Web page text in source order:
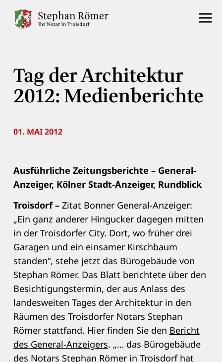
Tag der Architektur
2012: Medienberichte
01. MAI 2012
Ausführliche Zeitungsberichte – General-
Anzeiger, Kölner Stadt-Anzeiger, Rundblick
Troisdorf – Zitat Bonner General-Anzeiger:
„Ein ganz anderer Hingucker dagegen mitten
in der Troisdorfer City. Dort, wo früher drei
Garagen und ein einsamer Kirschbaum
standen“, stehe jetzt das Bürogebäude von
Stephan Römer. Das Blatt berichtete über den
Besichtigungstermin, der aus Anlass des
landesweiten Tages der Architektur in den
Räumen des Troisdorfer Notars Stephan
Römer stattfand. Hier finden Sie den Bericht
des General-Anzeigers. „… das Bürogebäude
des Notars Stephan Römer in Troisdorf hat